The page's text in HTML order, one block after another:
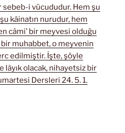
sebeb-i vücududur. Hem şu
şu kâinatın nurudur, hem
câmi’ bir meyvesi olduğu
muhabbet, o meyvenin
edilmiştir. İşte, şöyle
olacak, nihayetsiz bir
Dersleri 24. 5. 1.